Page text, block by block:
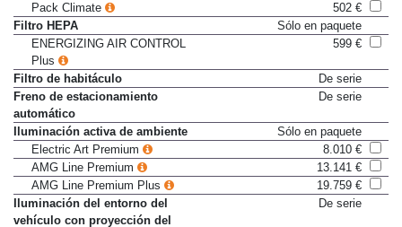
calefacción
Pack Climate
502 €
Filtro HEPA
Sólo en paquete
ENERGIZING AIR CONTROL
Plus
Filtro de habitáculo
De serie
Freno de estacionamiento
automático
Iluminación activa de ambiente
Sólo en paquete
Electric Art Premium
8.010 €
AMG Line Premium
13.141 €
AMG Line Premium Plus
19.759 €
Iluminación del entorno del